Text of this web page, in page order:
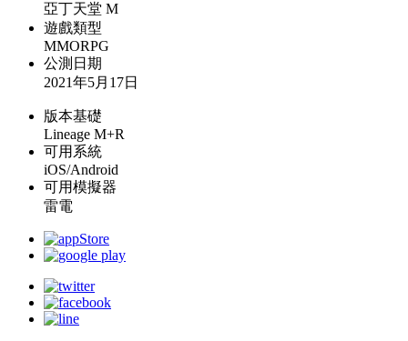
亞丁天堂 M
遊戲類型
MMORPG
公測日期
2021年5月17日
版本基礎
Lineage M+R
可用系統
iOS/Android
可用模擬器
雷電